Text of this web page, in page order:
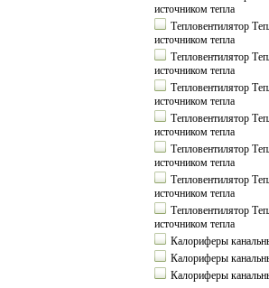
источником тепла
Тепловентилятор
источником тепла
Тепловентилятор
источником тепла
Тепловентилятор
источником тепла
Тепловентилятор
источником тепла
Тепловентилятор
источником тепла
Тепловентилятор
источником тепла
Тепловентилятор
источником тепла
Калориферы
Калориферы
Калориферы